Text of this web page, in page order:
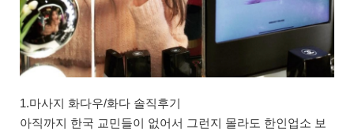
1.마사지 화다우/화다 솔직후기
아직까지 한국 교민들이 없어서 그런지 몰라도 한인업소 보